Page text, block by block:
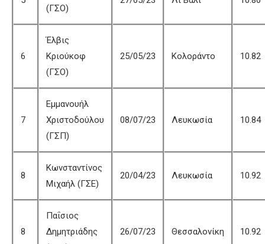
(ΓΣΟ)
6
Έλβις
Κριούκοφ
(ΓΣΟ)
25/05/23 Κολοράντο 10.82
7
Εμμανουήλ
Χριστοδούλου
(ΓΣΠ)
08/07/23 Λευκωσία 10.84
8
Κωνσταντίνος
Μιχαήλ (ΓΣΕ)
20/04/23 Λευκωσία 10.92
8
Παΐσιος
Δημητριάδης
26/07/23 Θεσσαλονίκη 10.92